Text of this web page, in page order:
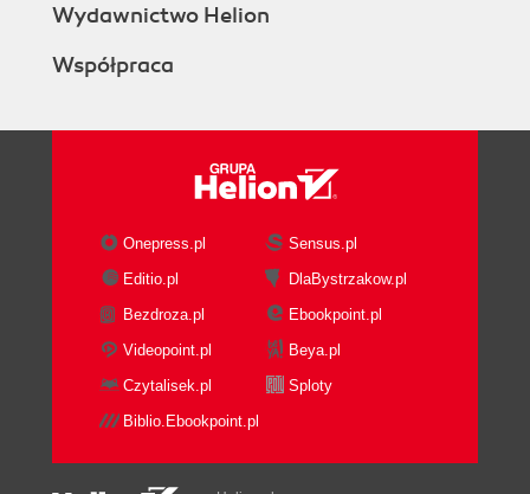
Wydawnictwo Helion
Współpraca
Onepress.pl
Sensus.pl
Editio.pl
DlaBystrzakow.pl
Bezdroza.pl
Ebookpoint.pl
Videopoint.pl
Beya.pl
Czytalisek.pl
Sploty
Biblio.Ebookpoint.pl